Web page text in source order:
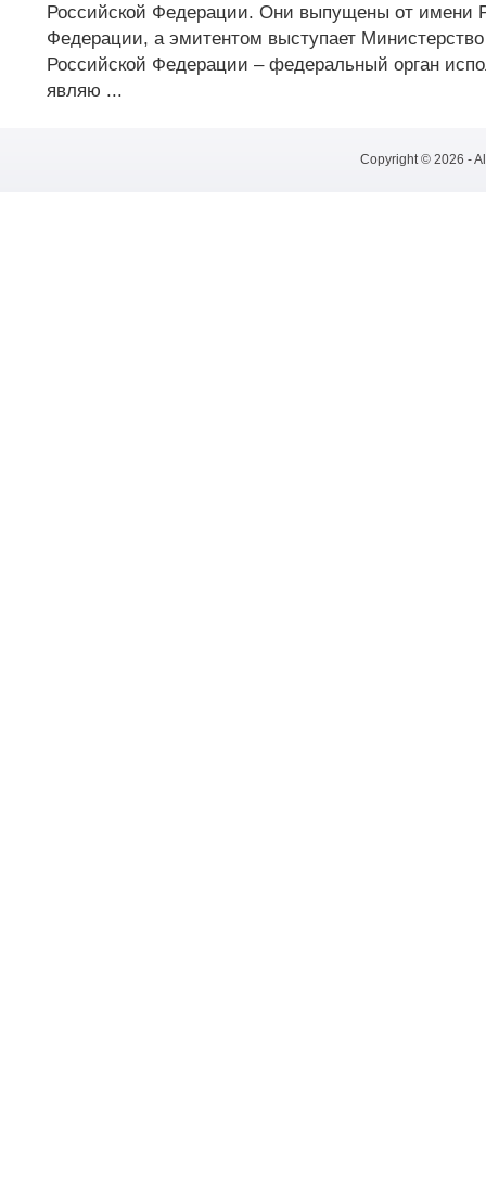
Российской Федерации. Они выпущены от имени
Федерации, а эмитентом выступает
Российской Федерации – федеральный орган
являю ...
Copyright © 2026 -